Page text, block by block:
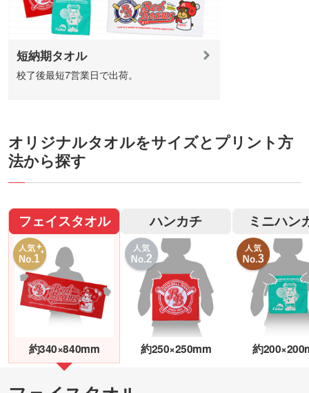
短納期タオル
校了後最短7営業日で出荷。
オリジナルタオルをサイズとプリント方
法から探す
フェイスタオル
約340×840mm
ハンカチ
約250×250mm
ミニハン
約